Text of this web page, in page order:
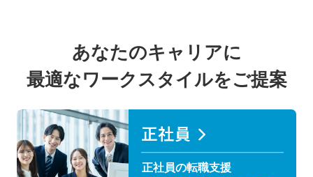
あなたのキャリアに
最適なワークスタイルをご提案
正社員の転職支援